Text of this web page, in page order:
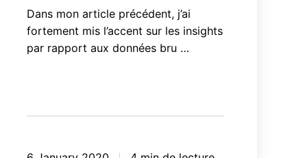
Dans mon article précédent, j’ai
fortement mis l’accent sur les insights
par rapport aux données bru …